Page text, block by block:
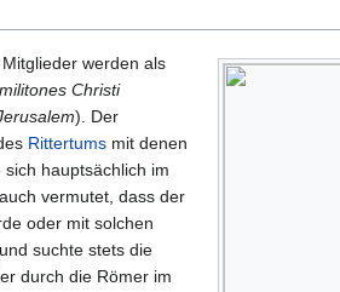
werden als
Christi
). Der
Rittertums mit denen
sich hauptsächlich im
vermutet, dass der
oder mit solchen
suchte stets die
durch die Römer im